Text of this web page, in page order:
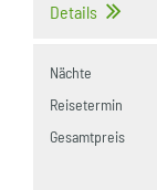
Details
Nächte
Reisetermin
Gesamtpreis